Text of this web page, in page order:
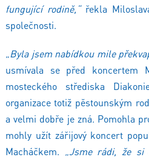
fungující rodině,“řekla
společnosti.
„Byla jsem nabídkou mile
usmívala se před koncertem
mosteckého střediska
organizace totiž pěstounským
a velmi dobře je zná. Pomohla
mohly užít zářijový koncert
Macháčkem. „Jsme rádi, že si